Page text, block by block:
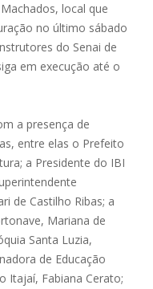
local que
no último sábado
do Senai de
em execução até o
a presença de
entre elas o Prefeito
a Presidente do IBI
de Castilho Ribas; a
Mariana de
Santa Luzia,
de Educação
Itajaí, Fabiana Cerato;